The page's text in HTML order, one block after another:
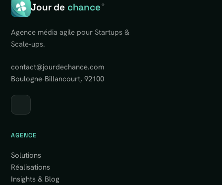
Jour de chance®
Agence média agile pour Startups &
Scale-ups.
contact@jourdechance.com
Boulogne-Billancourt, 92100
AGENCE
Solutions
Réalisations
Insights & Blog